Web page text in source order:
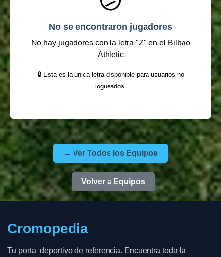
No se encontraron jugadores
No hay jugadores con la letra "Z" en el Bilbao
Athletic
🔒 Esta es la única letra disponible para usuarios no
logueados.
← Ver Todos los Equipos
Volver a Equipos
Cromopedia
Tu portal deportivo de referencia. Encuentra toda la